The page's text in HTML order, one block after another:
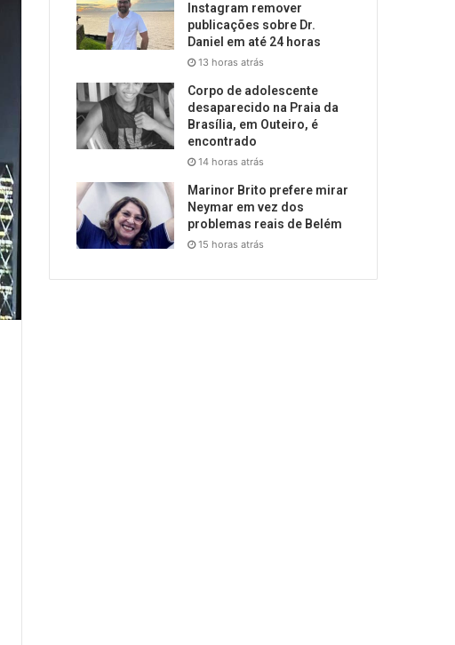
Instagram remover
publicações sobre Dr.
Daniel em até 24 horas
13 horas atrás
Corpo de adolescente
desaparecido na Praia da
Brasília, em Outeiro, é
encontrado
14 horas atrás
Marinor Brito prefere mirar
Neymar em vez dos
problemas reais de Belém
15 horas atrás